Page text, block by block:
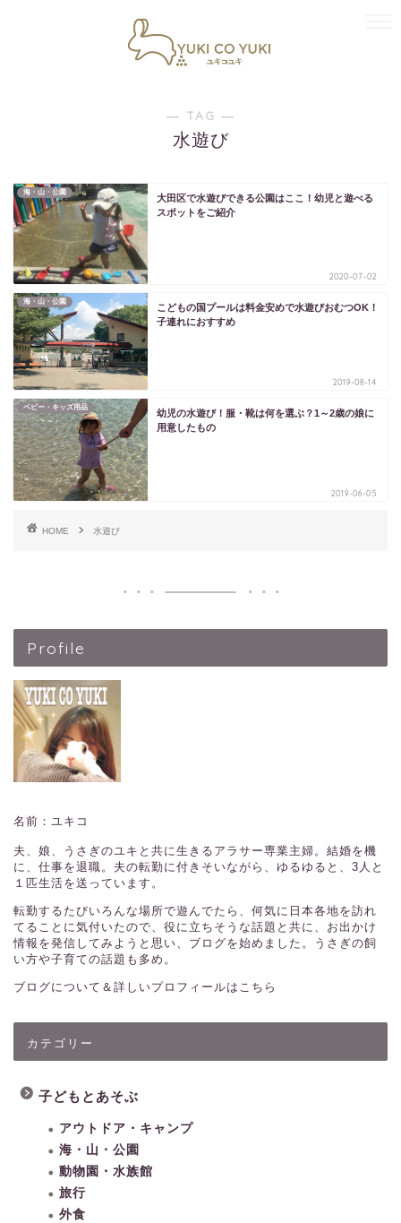
― TAG ―
水遊び
海・山・公園
大田区で水遊びできる公園はここ！幼児と遊べる
スポットをご紹介
2020-07-02
海・山・公園
こどもの国プールは料金安めで水遊びおむつOK！
子連れにおすすめ
2019-08-14
ベビー・キッズ用品
幼児の水遊び！服・靴は何を選ぶ？1～2歳の娘に
用意したもの
2019-06-05
HOME 水遊び
Profile
名前：ユキコ
夫、娘、うさぎのユキと共に生きるアラサー専業主婦。結婚を機
に、仕事を退職。夫の転勤に付きそいながら、ゆるゆると、3人と
１匹生活を送っています。
転勤するたびいろんな場所で遊んでたら、何気に日本各地を訪れ
てることに気付いたので、役に立ちそうな話題と共に、お出かけ
情報を発信してみようと思い、ブログを始めました。うさぎの飼
い方や子育ての話題も多め。
ブログについて＆詳しいプロフィールはこちら
カテゴリー
子どもとあそぶ
アウトドア・キャンプ
海・山・公園
動物園・水族館
旅行
外食